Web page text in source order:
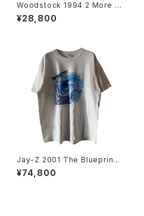
Woodstock 1994 2 More D
ays Of Peace & Music Ban
d Tee
¥28,800
Jay-Z 2001 The Blueprint
Lounge Tour Rap Tee
¥74,800